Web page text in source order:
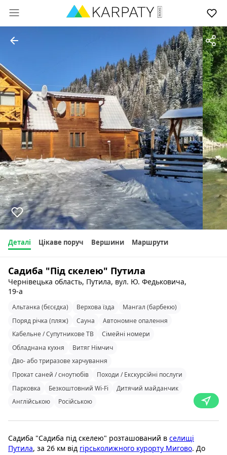
Деталі Цікаве поруч Вершини Маршрути
Садиба "Під скелею" Путила
Чернівецька область, Путила, вул. Ю. Федьковича,
19-а
Альтанка (бєсєдка) Верхова їзда
Мангал (барбекю)
Поряд річка (пляж)
Сауна
Автономне опалення
Кабельне / Супутникове ТВ
Сімейні номери
Обладнана кухня
Витяг Німчич
Дво- або триразове харчування
Прокат саней / сноутюбів
Походи / Екскурсійні послуги
Парковка
Безкоштовний Wi-Fi
Дитячий майданчик
Англійською
Російською
Садиба "Садиба під скелею" розташований в селищі
Путила, за 26 км від гірськолижного курорту Мигово. До